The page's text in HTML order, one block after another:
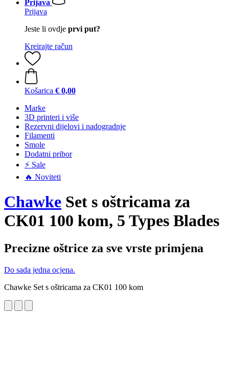
Prijava
Prijava
Jeste li ovdje prvi put?
Kreirajte račun
Košarica € 0,00
Marke
3D printeri i više
Rezervni dijelovi i nadogradnje
Filamenti
Smole
Dodatni pribor
⚡ Sale
🔥 Noviteti
Chawke Set s oštricama za
CK01 100 kom, 5 Types Blades
Precizne oštrice za sve vrste primjena
Do sada jedna ocjena.
Chawke Set s oštricama za CK01 100 kom